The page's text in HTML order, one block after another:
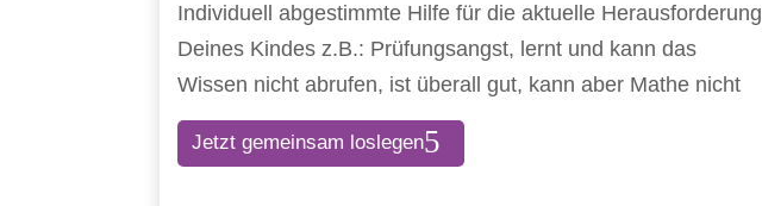
Individuell abgestimmte Hilfe für die aktuelle Herausforderung
Deines Kindes z.B.: Prüfungsangst, lernt und kann das
Wissen nicht abrufen, ist überall gut, kann aber Mathe nicht
Jetzt gemeinsam loslegen